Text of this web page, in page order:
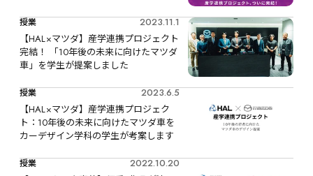
授業
2023.11.1
【HAL×マツダ】産学連携プロジェクト
完結！ 「10年後の未来に向けたマツダ
車」を学生が提案しました
授業
2023.6.5
【HAL×マツダ】産学連携プロジェク
ト：10年後の未来に向けたマツダ車を
カーデザイン学科の学生が考案します
授業
2022.10.20